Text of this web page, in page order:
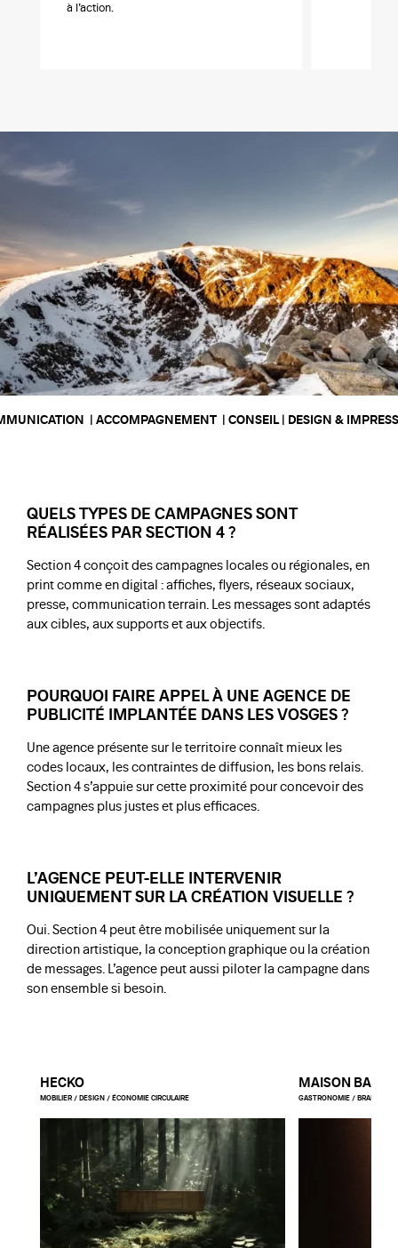
à l’action.
| CONSEIL | DESIGN & IMPRESSION |
QUELS TYPES DE CAMPAGNES SONT
RÉALISÉES PAR SECTION 4 ?
Section 4 conçoit des campagnes locales ou régionales, en
print comme en digital : affiches, flyers, réseaux sociaux,
presse, communication terrain. Les messages sont adaptés
aux cibles, aux supports et aux objectifs.
POURQUOI FAIRE APPEL À UNE AGENCE DE
PUBLICITÉ IMPLANTÉE DANS LES VOSGES ?
Une agence présente sur le territoire connaît mieux les
codes locaux, les contraintes de diffusion, les bons relais.
Section 4 s’appuie sur cette proximité pour concevoir des
campagnes plus justes et plus efficaces.
L’AGENCE PEUT-ELLE INTERVENIR
UNIQUEMENT SUR LA CRÉATION VISUELLE ?
Oui. Section 4 peut être mobilisée uniquement sur la
direction artistique, la conception graphique ou la création
de messages. L’agence peut aussi piloter la campagne dans
son ensemble si besoin.
HECKO
MOBILIER / DESIGN / ÉCONOMIE CIRCULAIRE
MAISON
GASTRONOMIE / BRANDED